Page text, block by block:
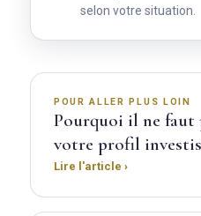
selon votre situation.
POUR ALLER PLUS LOIN
Pourquoi il ne faut
votre profil
Lire l'article ›